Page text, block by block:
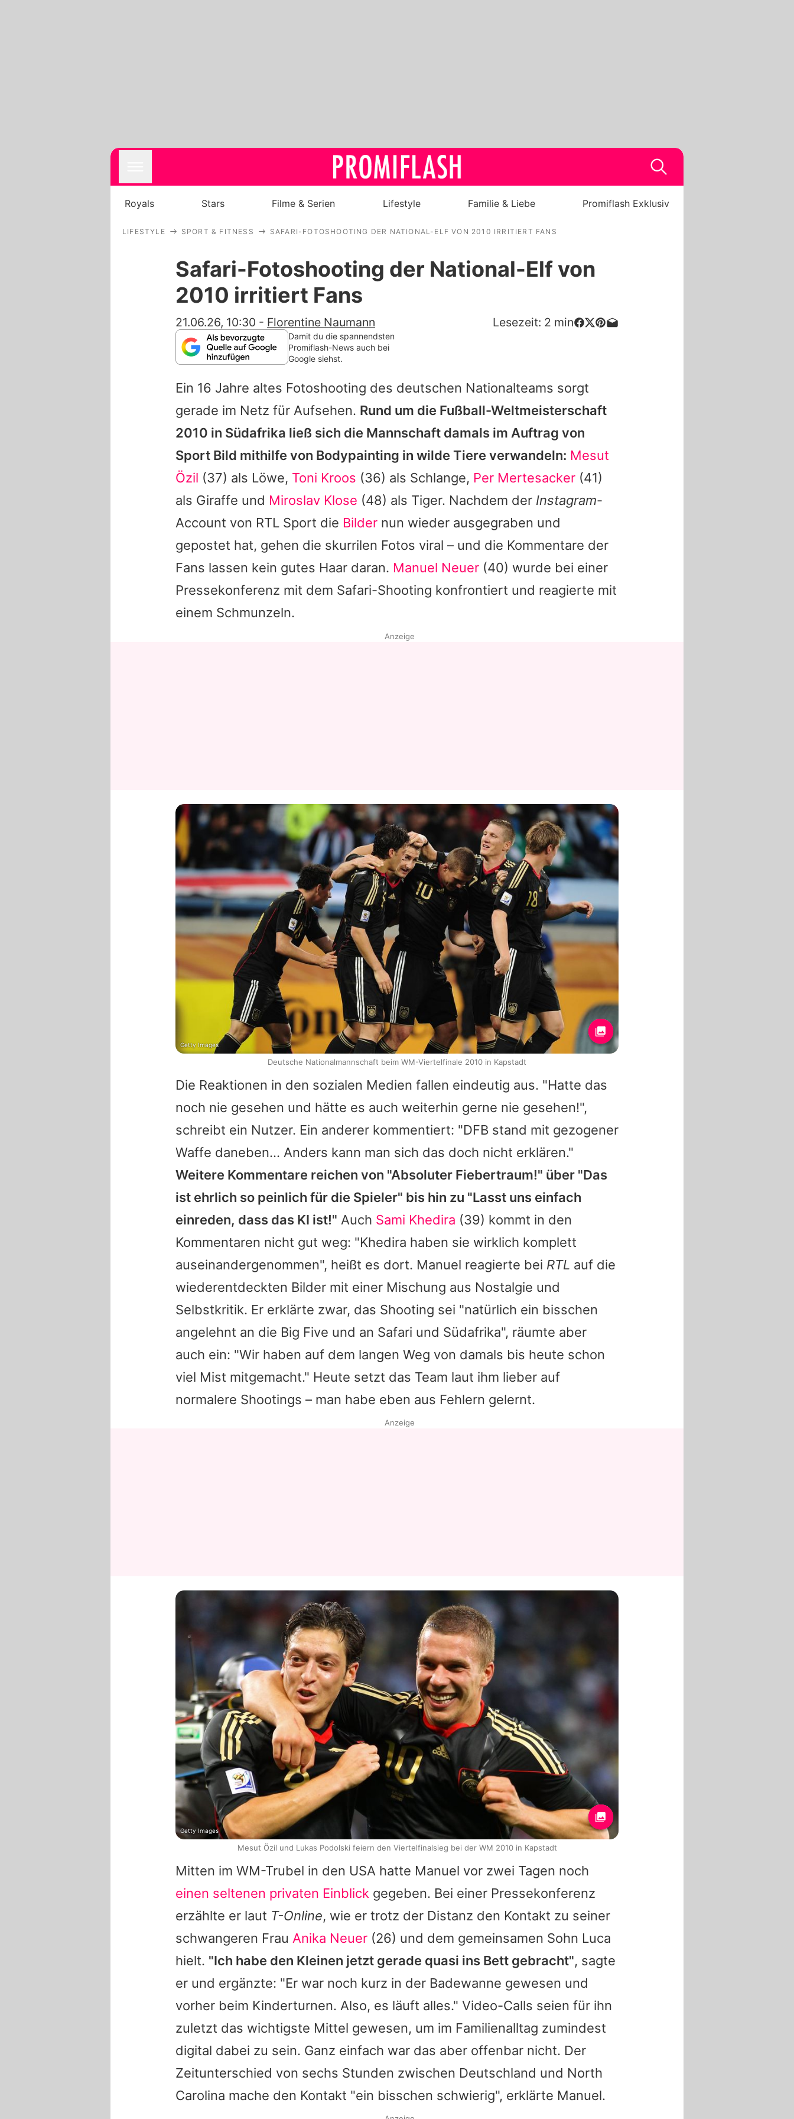
Royals
Stars
Filme & Serien
Familie & Liebe
Alle Themen auf Promiflash
App runterladen
Team
Redaktionelle Richtlinien
Impressum
Datenschutzerklärung
Nutzungsbedingungen
Utiq verwalten
Royals Stars Filme & Serien Lifestyle Familie & Liebe Promiflash Exklusiv
LIFESTYLE SPORT & FITNESS SAFARI-FOTOSHOOTING DER NATIONAL-ELF VON 2010 IRRITIERT FANS
Safari-Fotoshooting der National-Elf von
2010 irritiert Fans
21.06.26, 10:30 - Florentine Naumann Lesezeit: 2 min
Damit du die spannendsten
Promiflash-News auch bei
Google siehst.
Ein 16 Jahre altes Fotoshooting des deutschen Nationalteams sorgt
gerade im Netz für Aufsehen. Rund um die Fußball-Weltmeisterschaft
2010 in Südafrika ließ sich die Mannschaft damals im Auftrag von
Sport Bild mithilfe von Bodypainting in wilde Tiere verwandeln: Mesut
Özil (37) als Löwe, Toni Kroos (36) als Schlange, Per Mertesacker (41)
als Giraffe und Miroslav Klose (48) als Tiger. Nachdem der Instagram-
Account von RTL Sport die Bilder nun wieder ausgegraben und
gepostet hat, gehen die skurrilen Fotos viral – und die Kommentare der
Fans lassen kein gutes Haar daran. Manuel Neuer (40) wurde bei einer
Pressekonferenz mit dem Safari-Shooting konfrontiert und reagierte mit
einem Schmunzeln.
Die Reaktionen in den sozialen Medien fallen eindeutig aus. "Hatte das
noch nie gesehen und hätte es auch weiterhin gerne nie gesehen!",
schreibt ein Nutzer. Ein anderer kommentiert: "DFB stand mit gezogener
Waffe daneben… Anders kann man sich das doch nicht erklären."
Weitere Kommentare reichen von "Absoluter Fiebertraum!" über "Das
ist ehrlich so peinlich für die Spieler" bis hin zu "Lasst uns einfach
einreden, dass das KI ist!" Auch Sami Khedira (39) kommt in den
Kommentaren nicht gut weg: "Khedira haben sie wirklich komplett
auseinandergenommen", heißt es dort. Manuel reagierte bei RTL auf die
wiederentdeckten Bilder mit einer Mischung aus Nostalgie und
Selbstkritik. Er erklärte zwar, das Shooting sei "natürlich ein bisschen
angelehnt an die Big Five und an Safari und Südafrika", räumte aber
auch ein: "Wir haben auf dem langen Weg von damals bis heute schon
viel Mist mitgemacht." Heute setzt das Team laut ihm lieber auf
normalere Shootings – man habe eben aus Fehlern gelernt.
Mitten im WM-Trubel in den USA hatte Manuel vor zwei Tagen noch
einen seltenen privaten Einblick gegeben. Bei einer Pressekonferenz
erzählte er laut T-Online, wie er trotz der Distanz den Kontakt zu seiner
schwangeren Frau Anika Neuer (26) und dem gemeinsamen Sohn Luca
hielt. "Ich habe den Kleinen jetzt gerade quasi ins Bett gebracht", sagte
er und ergänzte: "Er war noch kurz in der Badewanne gewesen und
vorher beim Kinderturnen. Also, es läuft alles." Video-Calls seien für ihn
zuletzt das wichtigste Mittel gewesen, um im Familienalltag zumindest
digital dabei zu sein. Ganz einfach war das aber offenbar nicht. Der
Zeitunterschied von sechs Stunden zwischen Deutschland und North
Carolina mache den Kontakt "ein bisschen schwierig", erklärte Manuel.
Anzeige
Getty Images
Deutsche Nationalmannschaft beim WM-Viertelfinale 2010 in Kapstadt
Anzeige
Getty Images
Mesut Özil und Lukas Podolski feiern den Viertelfinalsieg bei der WM 2010 in Kapstadt